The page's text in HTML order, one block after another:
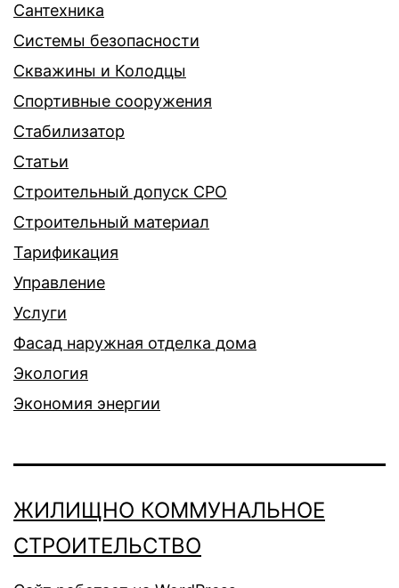
Сантехника
Системы безопасности
Скважины и Колодцы
Спортивные сооружения
Стабилизатор
Статьи
Строительный допуск СРО
Строительный материал
Тарификация
Управление
Услуги
Фасад наружная отделка дома
Экология
Экономия энергии
ЖИЛИЩНО КОММУНАЛЬНОЕ
СТРОИТЕЛЬСТВО